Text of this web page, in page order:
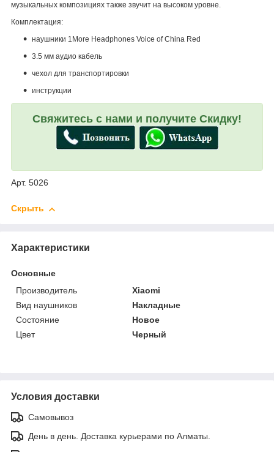
музыкальных композициях также звучит на высоком уровне.
Комплектация:
наушники 1More Headphones Voice of China Red
3.5 мм аудио кабель
чехол для транспортировки
инструкции
Свяжитесь с нами и получите Скидку!
Арт. 5026
Скрыть
Характеристики
Основные
Производитель
Xiaomi
Вид наушников
Накладные
Состояние
Новое
Цвет
Черный
Условия доставки
Самовывоз
День в день. Доставка курьерами по Алматы.